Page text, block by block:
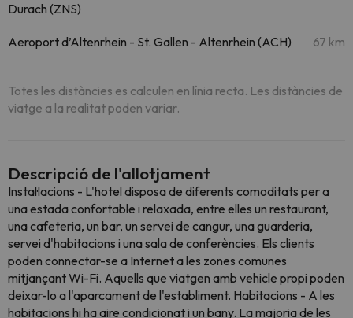
Durach (ZNS)
Aeroport d’Altenrhein - St. Gallen - Altenrhein (ACH) 67 km
Totes les distàncies es calculen en línia recta. Les distàncies de
viatge a la realitat poden variar.
Descripció de l'allotjament
Instal·lacions - L'hotel disposa de diferents comoditats per a
una estada confortable i relaxada, entre elles un restaurant,
una cafeteria, un bar, un servei de cangur, una guarderia,
servei d'habitacions i una sala de conferències. Els clients
poden connectar-se a Internet a les zones comunes
mitjançant Wi-Fi. Aquells que viatgen amb vehicle propi poden
deixar-lo a l'aparcament de l'establiment. Habitacions - A les
habitacions hi ha aire condicionat i un bany. La majoria de les